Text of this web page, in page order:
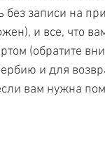
без записи на
и все, что
(обратите
и для
вам нужна